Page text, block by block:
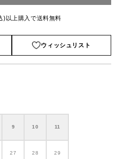
)以上購入で送料無料
ウィッシュリスト
9 10 11
27 28 29